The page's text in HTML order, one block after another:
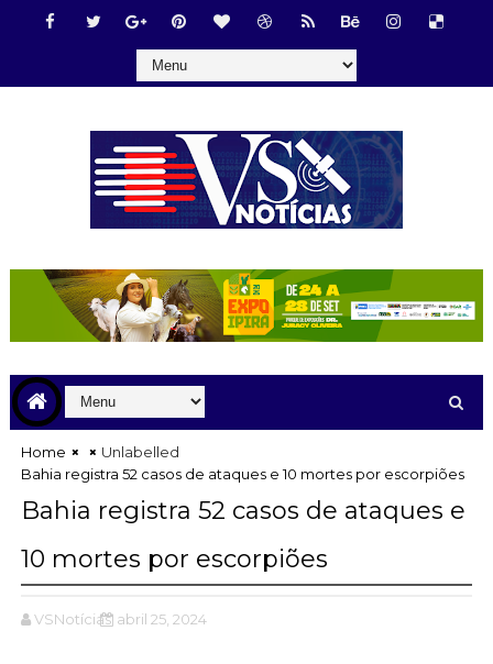
Home
Unlabelled
Bahia registra 52 casos de ataques e 10 mortes por escorpiões
Bahia registra 52 casos de ataques e
10 mortes por escorpiões
VSNotícias abril 25, 2024